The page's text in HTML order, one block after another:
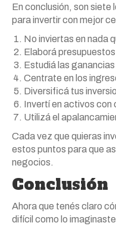
En conclusión, son siete
para invertir con mejor
No inviertas en nada
Elaborá
Estudiá las
Centrate en los
Diversificá tus
Invertí en activos con
Utilizá el
Cada vez que quieras
estos puntos para que
negocios.
Conclusión
Ahora que tenés claro
difícil como lo